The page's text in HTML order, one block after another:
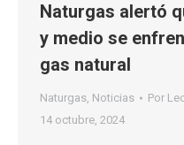
Naturgas alertó
y medio se
gas natural
Naturgas, Noticias Por
14 octubre, 2024